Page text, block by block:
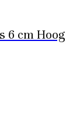
6 cm Hoog